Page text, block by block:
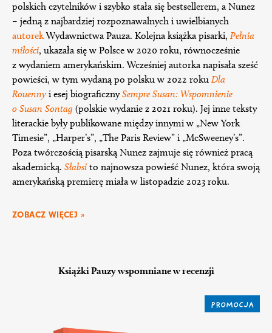
polskich czytelników i szybko stała się bestsellerem, a Nunez
– jedną z najbardziej rozpoznawalnych i uwielbianych
autorekWydawnictwa Pauza. Kolejna książka pisarki, Pełnia
miłości, ukazała się w Polsce w 2020 roku, równocześnie
z wydaniem amerykańskim. Wcześniej autorka napisała sześć
powieści, w tym wydaną po polsku w 2022 roku Dla
Rouenny i esej biograficznySempre Susan: Wspomnienie
o Susan Sontag (polskie wydanie z 2021 roku). Jej inne teksty
literackie były publikowane między innymi w „New York
Timesie”, „Harper’s”, „The Paris Review” i „McSweeney’s”.
Poza twórczością pisarską Nunez zajmuje się również pracą
akademicką. Słabsi to najnowsza powieść Nunez, która swoją
amerykańską premierę miała w listopadzie 2023 roku.
ZOBACZ WIĘCEJ »
Książki Pauzy wspomniane w recenzji
PROMOCJA